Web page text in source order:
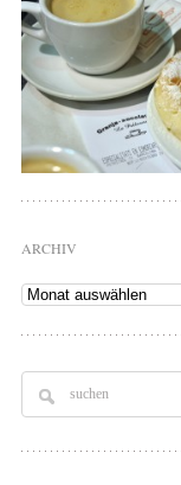
ARCHIV
Archiv